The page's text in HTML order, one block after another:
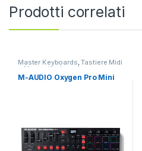
Prodotti correlati
Master Keyboards,Tastiere Midi
e Master Keyboard
M-AUDIO Oxygen Pro Mini